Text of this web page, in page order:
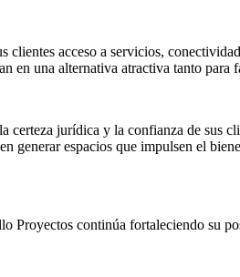
acceso a servicios,
en una alternativa atractiva tanto para
certeza jurídica y la confianza de sus
generar espacios que impulsen el
Proyectos continúa fortaleciendo su